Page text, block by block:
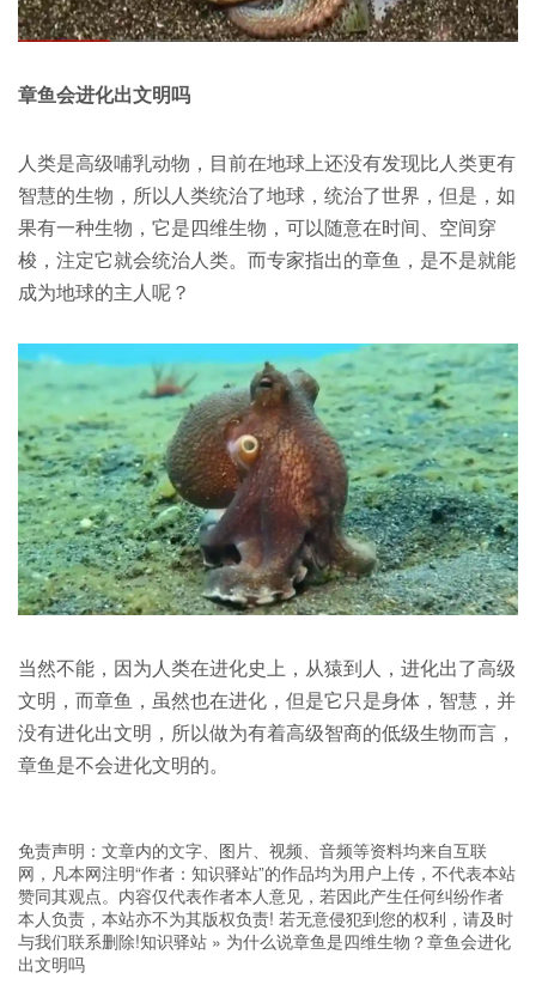
章鱼会进化出文明吗
人类是高级哺乳动物，目前在地球上还没有发现比人类更有
智慧的生物，所以人类统治了地球，统治了世界，但是，如
果有一种生物，它是四维生物，可以随意在时间、空间穿
梭，注定它就会统治人类。而专家指出的章鱼，是不是就能
成为地球的主人呢？
当然不能，因为人类在进化史上，从猿到人，进化出了高级
文明，而章鱼，虽然也在进化，但是它只是身体，智慧，并
没有进化出文明，所以做为有着高级智商的低级生物而言，
章鱼是不会进化文明的。
免责声明：文章内的文字、图片、视频、音频等资料均来自互联
网，凡本网注明“作者：知识驿站”的作品均为用户上传，不代表本站
赞同其观点。内容仅代表作者本人意见，若因此产生任何纠纷作者
本人负责，本站亦不为其版权负责! 若无意侵犯到您的权利，请及时
与我们联系删除!知识驿站 » 为什么说章鱼是四维生物？章鱼会进化
出文明吗